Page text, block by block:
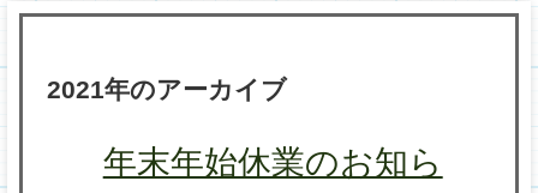
へ
2021年のアーカイブ
年末年始休業のお知ら